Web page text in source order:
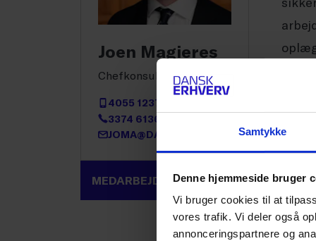
Samtykke
Denne hjemmeside bruger
Vi bruger cookies til at
vores trafik. Vi deler også
annonceringspartnere og
Joen Magieres
Chefkonsulent
4055 1237
3374 6136
JOMA@DANSKERHVERV.DK
MEDARBEJDERPROFIL